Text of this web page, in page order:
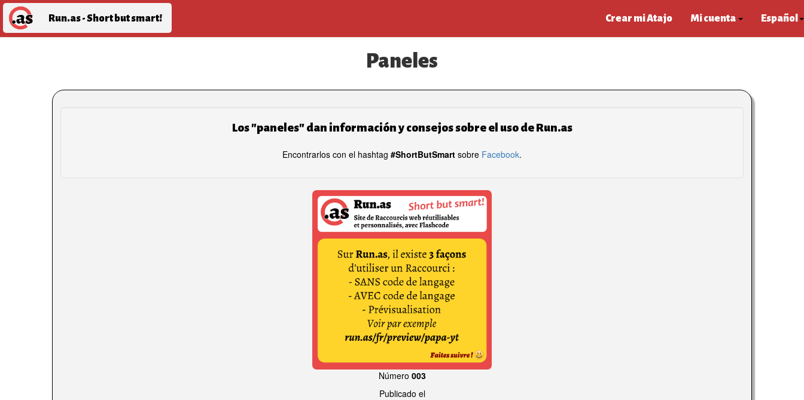
Run.as - Short but smart! Crear mi Atajo Mi cuenta Español
Paneles
Los "paneles" dan información y consejos sobre el uso de Run.as
Encontrarlos con el hashtag #ShortButSmart sobre Facebook.
Número 003
Publicado el